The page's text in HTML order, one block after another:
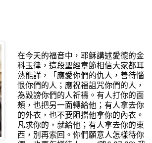
在今天的福音中，耶穌講述愛德的金
科玉律，這段聖經章節相信大家都耳
熟能詳，「應愛你們的仇人，善待惱
恨你們的人；應祝福詛咒你們的人，
為毀謗你們的人祈禱。有人打你的面
頰，也把另一面轉給他；有人拿去你
的外衣，也不要阻擋他拿你的內衣。
凡求你的，就給他；有人拿去你的東
西，別再索回。你們願意人怎樣待你